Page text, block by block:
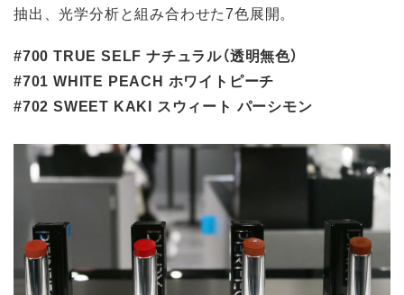
抽出、光学分析と組み合わせた7色展開。
#700 TRUE SELF ナチュラル（透明無色）
#701 WHITE PEACH ホワイトピーチ
#702 SWEET KAKI スウィート パーシモン